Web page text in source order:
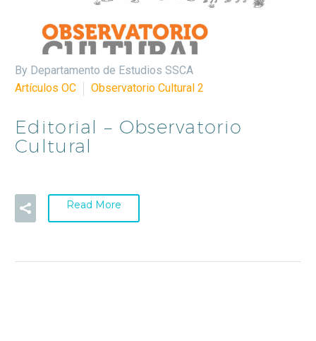
By Departamento de Estudios SSCA
Artículos OC
Observatorio Cultural 2
Editorial – Observatorio
Cultural
Read More